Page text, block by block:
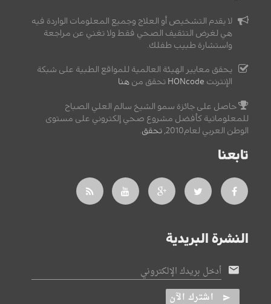
لا يقدم التشخيص أو العلاج وجميع المعلومات الواردة فيه
هي لغرض التثقيف الصحي فقط ولا تغني عن مراجعة
واستشارة طبيب طفلك.
يحقق معايير الهيئة العالمية للمواقع الطبية على شبكة
الإنترنت HONcode تحقق من هنا
حاصل على جائزة سمو الشيخ سالم العلي الصباح
للمعلوماتية كأفضل مشروع صحي إلكتروني على مستوى
الوطن العربي لعام2010,
تحقق
تابعنا
النشرة البريدية
أدخل بريدك الإلكتروني
اشترك الآن